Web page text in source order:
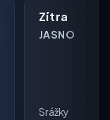
Zítra
JASNO
Srážky